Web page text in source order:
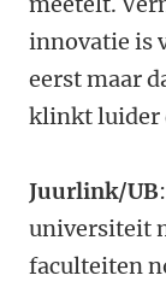
innovatie is
eerst maar
klinkt luider
Juurlink/UB
universiteit
faculteiten